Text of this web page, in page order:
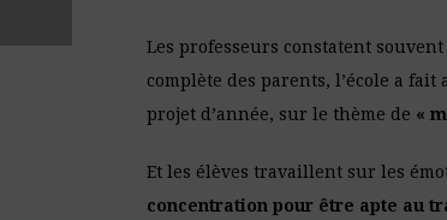
Les professeurs constatent
complète des parents, l’école a
projet d’année, sur le thème de «
Et les élèves travaillent sur les
concentration pour être apte au